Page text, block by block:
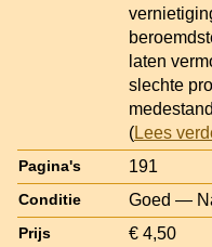
laten
slechte
(Lees
Pagina's 191
Conditie Goed —
Prijs € 4,50